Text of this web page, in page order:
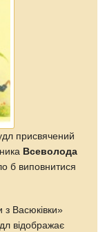
присвячений
Всеволода
б виповнитися
з Васюківки»
відображає